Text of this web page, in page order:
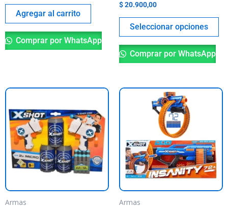
Agregar al carrito
Comprar por WhatsApp
$20.900,00
Seleccionar opciones
Comprar por WhatsApp
Armas Armas